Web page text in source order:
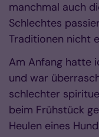
manchmal auch
Schlechtes
Traditionen nicht
Am Anfang hatte
und war
schlechter
beim Frühstück
Heulen eines